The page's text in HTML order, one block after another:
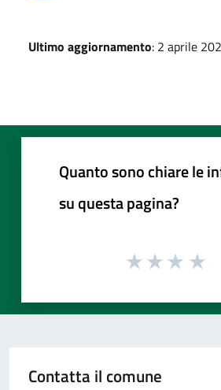
Ultimo aggiornamento: 2 aprile
Quanto sono chiare le
su questa pagina?
Contatta il comune